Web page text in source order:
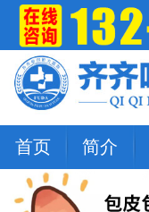
首页 简介